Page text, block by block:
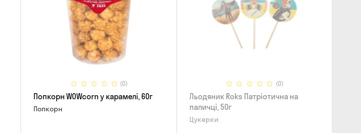
(0)
Попкорн WOWcorn у карамелі, 60г
Попкорн
(0)
Льодяник Roks Патріотична на
паличці, 50г
Цукерки